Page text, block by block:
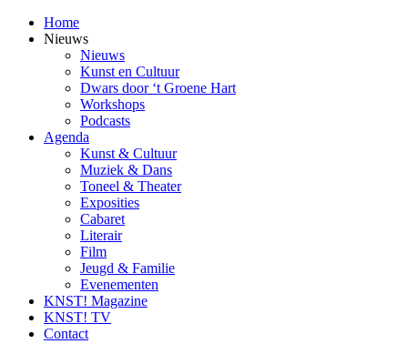
Home
Nieuws
Nieuws
Kunst en Cultuur
Dwars door ‘t Groene Hart
Workshops
Podcasts
Agenda
Kunst & Cultuur
Muziek & Dans
Toneel & Theater
Exposities
Cabaret
Literair
Film
Jeugd & Familie
Evenementen
KNST! Magazine
KNST! TV
Contact